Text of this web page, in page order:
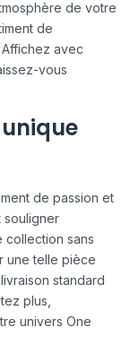
de votre
de
avec
vous
de passion et
souligner
collection sans
une telle pièce
standard
plus,
univers One